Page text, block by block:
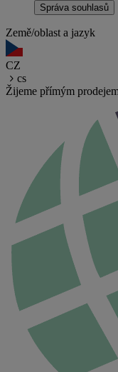
Správa souhlasů
Země/oblast a jazyk
CZ
cs
Žijeme přímým